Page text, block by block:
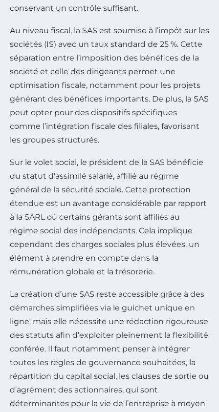
conservant un contrôle suffisant.
Au niveau fiscal, la SAS est soumise à l’impôt sur les
sociétés (IS) avec un taux standard de 25 %. Cette
séparation entre l’imposition des bénéfices de la
société et celle des dirigeants permet une
optimisation fiscale, notamment pour les projets
générant des bénéfices importants. De plus, la SAS
peut opter pour des dispositifs spécifiques
comme l’intégration fiscale des filiales, favorisant
les groupes structurés.
Sur le volet social, le président de la SAS bénéficie
du statut d’assimilé salarié, affilié au régime
général de la sécurité sociale. Cette protection
étendue est un avantage considérable par rapport
à la SARL où certains gérants sont affiliés au
régime social des indépendants. Cela implique
cependant des charges sociales plus élevées, un
élément à prendre en compte dans la
rémunération globale et la trésorerie.
La création d’une SAS reste accessible grâce à des
démarches simplifiées via le guichet unique en
ligne, mais elle nécessite une rédaction rigoureuse
des statuts afin d’exploiter pleinement la flexibilité
conférée. Il faut notamment penser à intégrer
toutes les règles de gouvernance souhaitées, la
répartition du capital social, les clauses de sortie ou
d’agrément des actionnaires, qui sont
déterminantes pour la vie de l’entreprise à moyen